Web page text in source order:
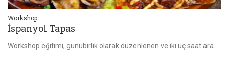
Workshop
Mezeler
Mezeler